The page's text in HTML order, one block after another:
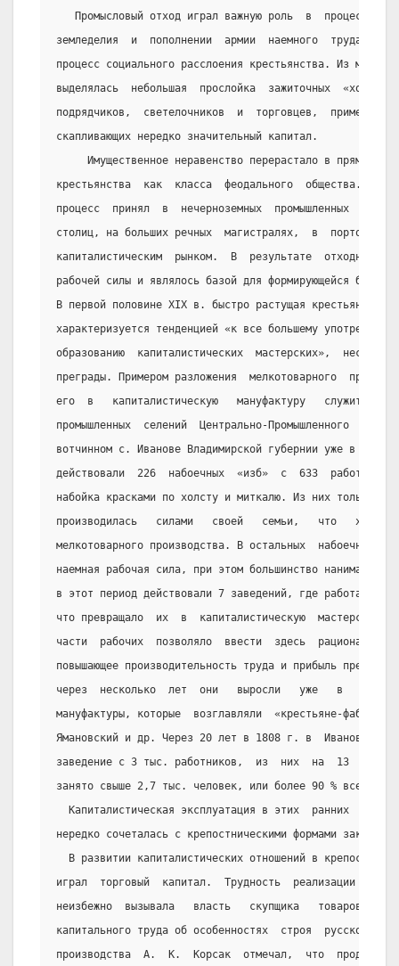
Промысловый отход играл важную роль  в  процессе
земледелия  и  пополнении  армии  наемного  труда.
процесс социального расслоения крестьянства. Из массы
выделялась  небольшая  прослойка  зажиточных
подрядчиков,  светелочников  и  торговцев,
скапливающих нередко значительный капитал.
Имущественное неравенство перерастало в прямое
крестьянства  как  класса  феодального  общества.
процесс  принял  в  нечерноземных  промышленных
столиц, на больших речных  магистралях,  в  портовых
капиталистическим  рынком.  В  результате
рабочей силы и являлось базой для формирующейся
В первой половине XIX в. быстро растущая крестьянская
характеризуется тенденцией «к все большему
образованию  капиталистических  мастерских»,
преграды. Примером разложения  мелкотоварного
его  в   капиталистическую   мануфактуру   служит
промышленных  селений  Центрально-Промышленного
вотчинном с. Иванове Владимирской губернии уже в
действовали  226  набоечных  «изб»  с  633
набойка красками по холсту и миткалю. Из них только
производилась   силами   своей   семьи,   что
мелкотоварного производства. В остальных  набоечных
наемная рабочая сила, при этом большинство нанимало 1
в этот период действовали 7 заведений, где работало
что превращало  их  в  капиталистическую  мастерскую.
части  рабочих  позволяло  ввести  здесь
повышающее производительность труда и прибыль
через  несколько  лет  они   выросли   уже   в
мануфактуры, которые  возглавляли  «крестьяне-
Ямановский и др. Через 20 лет в 1808 г. в  Иванове
заведение с 3 тыс. работников,  из  них  на  13
занято свыше 2,7 тыс. человек, или более 90 % всех
Капиталистическая эксплуатация в этих  ранних
нередко сочеталась с крепостническими формами
В развитии капиталистических отношений в крепостной
играл  торговый  капитал.  Трудность  реализации
неизбежно  вызывала   власть   скупщика   товаров.
капитального труда об особенностях  строя  русского
производства  А.  К.  Корсак  отмечал,  что  продукция